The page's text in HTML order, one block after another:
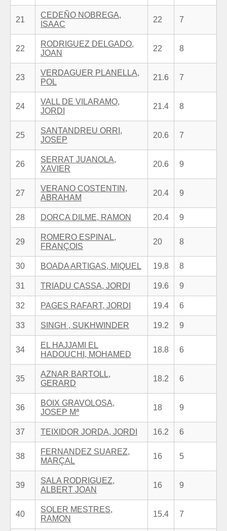
21
CEDEÑO NOBREGA,
ISAAC
22 7
22
RODRIGUEZ DELGADO,
JOAN
22 8
23
VERDAGUER PLANELLA,
POL
21.6 7
24
VALL DE VILARAMO,
JORDI
21.4 8
25
SANTANDREU ORRI,
JOSEP
20.6 7
26
SERRAT JUANOLA,
XAVIER
20.6 9
27
VERANO COSTENTIN,
ABRAHAM
20.4 9
28 DORCA DILME, RAMON 20.4 9
29
ROMERO ESPINAL,
FRANÇOIS
20 8
30 BOADA ARTIGAS, MIQUEL 19.8 8
31 TRIADU CASSA, JORDI 19.6 9
32 PAGES RAFART, JORDI 19.4 6
33 SINGH , SUKHWINDER 19.2 9
34
EL HAJJAMI EL
HADOUCHI, MOHAMED
18.8 6
35
AZNAR BARTOLL,
GERARD
18.2 6
36
BOIX GRAVOLOSA,
JOSEP Mª
18 9
37 TEIXIDOR JORDA, JORDI 16.2 6
38
FERNANDEZ SUAREZ,
MARÇAL
16 5
39
SALA RODRIGUEZ,
ALBERT JOAN
16 9
40
SOLER MESTRES,
RAMON
15.4 7